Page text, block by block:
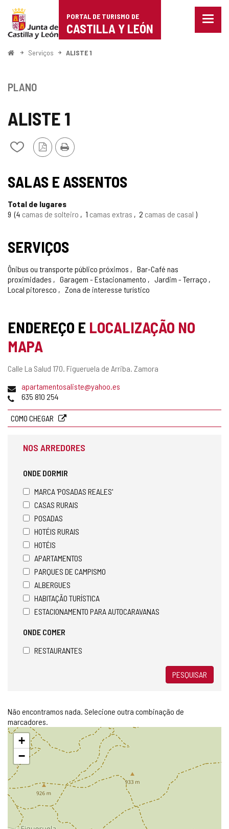
Portal
de
Turismo
Castilla
León
PORTAL DE TURISMO DE
CASTILLA Y LEÓN
Menu
ComeçoServiços ALISTE 1
ALISTE 1
Adicionar
de
meus
Versão
PDF
Imprimir
PLANO
SALAS E ASSENTOS
Total de lugares
9 4 camas de solteiro 1 camas extras 2 camas de casal
SERVIÇOS
Ônibus ou transporte público próximos
Bar-Café nas
proximidades
Garagem - Estacionamento
Jardim - Terraço
Local pitoresco
Zona de interesse turístico
ENDEREÇO E LOCALIZAÇÃO NO
MAPA
Endereço
Calle La Salud 170. Figueruela de Arriba. Zamora
Endereço
de
apartamentosaliste@yahoo.es
Telefones
635 810 254
COMO CHEGAR
NOS ARREDORES
ONDE DORMIR
MARCA 'POSADAS REALES'
CASAS RURAIS
POSADAS
HOTÉIS RURAIS
HOTÉIS
APARTAMENTOS
PARQUES DE CAMPISMO
ALBERGUES
HABITAÇÃO TURÍSTICA
ESTACIONAMENTO PARA AUTOCARAVANAS
ONDE COMER
RESTAURANTES
PESQUISAR
Não encontramos nada. Selecione outra combinação de
marcadores.
Pular
mapa
+
−